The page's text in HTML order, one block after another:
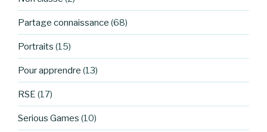
Partage connaissance (68)
Portraits (15)
Pour apprendre (13)
RSE (17)
Serious Games (10)